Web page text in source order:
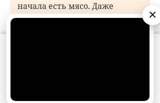
начала есть мясо. Даже
помню, как съела первый
×